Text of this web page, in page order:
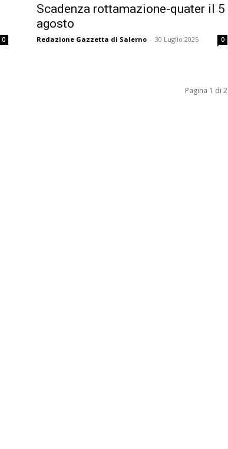
0
Scadenza rottamazione-quater il 5
agosto
Redazione Gazzetta di Salerno - 30 Luglio 2025 0
Pagina 1 di 2